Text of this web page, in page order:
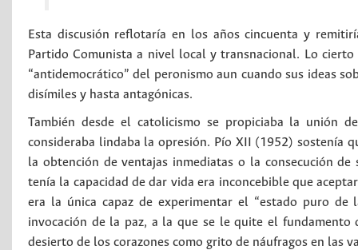
Esta discusión reflotaría en los años cincuenta y
Partido Comunista a nivel local y transnacional. Lo
“antidemocrático” del peronismo aun cuando sus ideas
disímiles y hasta antagónicas.
También desde el catolicismo se propiciaba la unión
consideraba lindaba la opresión. Pío XII (1952) sostenía
la obtención de ventajas inmediatas o la consecución
tenía la capacidad de dar vida era inconcebible que
era la única capaz de experimentar el “estado puro
invocación de la paz, a la que se le quite el
desierto de los corazones como grito de náufragos en las